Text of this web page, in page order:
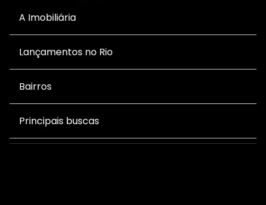
A Imobiliária
Lançamentos no Rio
Bairros
Principais buscas